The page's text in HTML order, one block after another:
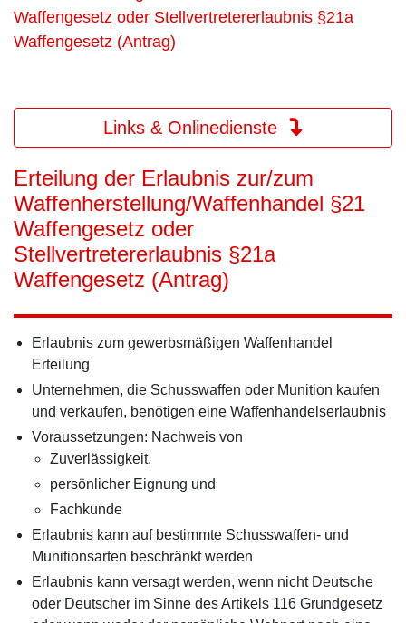
Waffengesetz oder Stellvertretererlaubnis §21a
Waffengesetz (Antrag)
Links & Onlinedienste
Erteilung der Erlaubnis zur/zum
Waffenherstellung/Waffenhandel §21
Waffengesetz oder
Stellvertretererlaubnis §21a
Waffengesetz (Antrag)
Erlaubnis zum gewerbsmäßigen Waffenhandel
Erteilung
Unternehmen, die Schusswaffen oder Munition kaufen
und verkaufen, benötigen eine Waffenhandelserlaubnis
Voraussetzungen: Nachweis von
Zuverlässigkeit,
persönlicher Eignung und
Fachkunde
Erlaubnis kann auf bestimmte Schusswaffen- und
Munitionsarten beschränkt werden
Erlaubnis kann versagt werden, wenn nicht Deutsche
oder Deutscher im Sinne des Artikels 116 Grundgesetz